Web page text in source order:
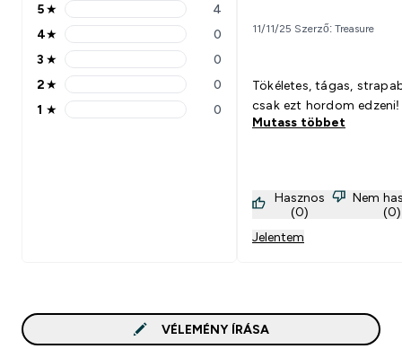
5 stars rating 4 reviews
5★ 4
4 stars rating 0 reviews
4★ 0
3 stars rating 0 reviews
3 ★ 0
2 stars rating 0 reviews
2★ 0
1 stars rating 0 reviews
1 ★ 0
11/11/25 Szerző: Treasure
Tökéletes, tágas,
csak ezt hordom edzeni!
Mutass többet
Hasznos
(0)
Nem
(0)
Jelentem
VÉLEMÉNY ÍRÁSA